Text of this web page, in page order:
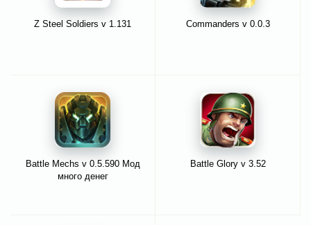
Z Steel Soldiers v 1.131 Commanders v 0.0.3
Battle Mechs v 0.5.590 Мод
много денег
Battle Glory v 3.52